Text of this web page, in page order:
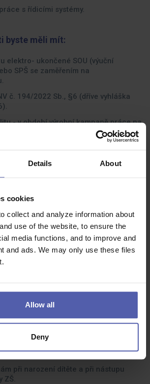
Details About
cookies
collect and analyze information about
use of the website, to ensure the
media functions, and to improve and
and ads. We may only use these files
Allow all
Deny
s řídicími systémy.
byste měli mít:
elektro- ukončené SOU (výuční
SPŠ se zaměřením na
č. 194/2022 Sb., §6 (dříve vyhláška
- v období výrobní kampaně práce na
4 měsíce v roce).
na ranní směnu.
věcem, zodpovědnost a
oplátku:
na 1 rok s možností prodloužení na
stravování / stravenkový paušál.
připojištění a/nebo dlouhodobý
za dosažení hospodářského
a rekreaci dětí, využití firemních
aktivity prostřednictvím
při narození dítěte a při nástupu
ZŠ.